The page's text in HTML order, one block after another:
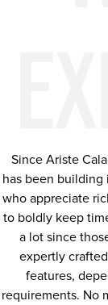
Since Ariste
has been building
who appreciate
to boldly keep
a lot since
expertly
features,
requirements. No